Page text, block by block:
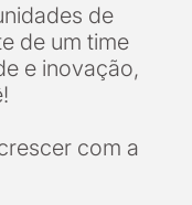
de
de um time
e inovação,
com a